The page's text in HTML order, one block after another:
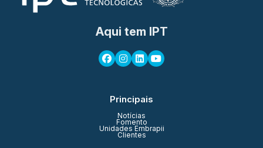
Aqui tem IPT
Principais
Notícias
Fomento
Unidades Embrapii
Clientes